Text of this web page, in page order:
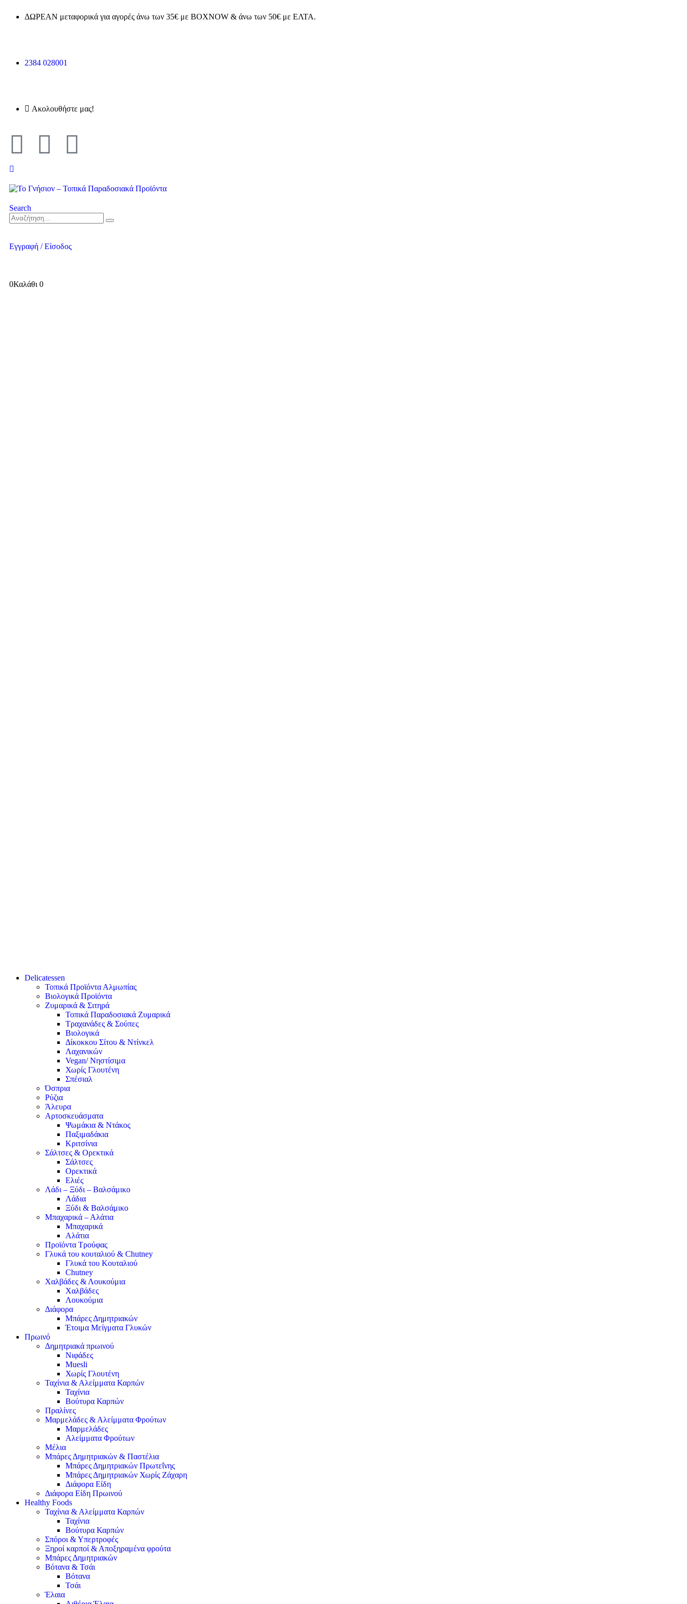
ΔΩΡΕΑΝ μεταφορικά για αγορές άνω των 35€ με BOXNOW & άνω των 50€ με ΕΛΤΑ.
2384 028001
Ακολουθήστε μας!
Search
Εγγραφή / Είσοδος
0Καλάθι 0
Delicatessen
Τοπικά Προϊόντα Αλμωπίας
Βιολογικά Προϊόντα
Ζυμαρικά & Σιτηρά
Τοπικά Παραδοσιακά Ζυμαρικά
Τραχανάδες & Σούπες
Βιολογικά
Δίκοκκου Σίτου & Ντίνκελ
Λαχανικών
Vegan/ Νηστίσιμα
Χωρίς Γλουτένη
Σπέσιαλ
Όσπρια
Ρύζια
Άλευρα
Αρτοσκευάσματα
Ψωμάκια & Ντάκος
Παξιμαδάκια
Κριτσίνια
Σάλτσες & Ορεκτικά
Σάλτσες
Ορεκτικά
Ελιές
Λάδι – Ξύδι – Βαλσάμικο
Λάδια
Ξύδι & Βαλσάμικο
Μπαχαρικά – Αλάτια
Μπαχαρικά
Αλάτια
Προϊόντα Τρούφας
Γλυκά του κουταλιού & Chutney
Γλυκά του Κουταλιού
Chutney
Χαλβάδες & Λουκούμια
Χαλβάδες
Λουκούμια
Διάφορα
Μπάρες Δημητριακών
Έτοιμα Μείγματα Γλυκών
Πρωινό
Δημητριακά πρωινού
Νιφάδες
Muesli
Χωρίς Γλουτένη
Ταχίνια & Αλείμματα Καρπών
Ταχίνια
Βούτυρα Καρπών
Πραλίνες
Μαρμελάδες & Αλείμματα Φρούτων
Μαρμελάδες
Αλείμματα Φρούτων
Μέλια
Μπάρες Δημητριακών & Παστέλια
Μπάρες Δημητριακών Πρωτεΐνης
Μπάρες Δημητριακών Χωρίς Ζάχαρη
Διάφορα Είδη
Διάφορα Είδη Πρωινού
Healthy Foods
Ταχίνια & Αλείμματα Καρπών
Ταχίνια
Βούτυρα Καρπών
Σπόροι & Υπερτροφές
Ξηροί καρποί & Αποξηραμένα φρούτα
Μπάρες Δημητριακών
Βότανα & Τσάι
Βότανα
Τσάι
Έλαια